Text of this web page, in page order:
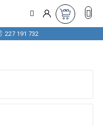
227 191 732